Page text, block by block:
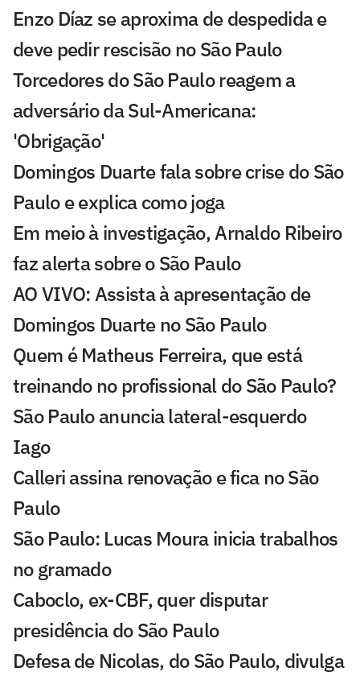
Enzo Díaz se aproxima de despedida e
deve pedir rescisão no São Paulo
Torcedores do São Paulo reagem a
adversário da Sul-Americana:
'Obrigação'
Domingos Duarte fala sobre crise do São
Paulo e explica como joga
Em meio à investigação, Arnaldo Ribeiro
faz alerta sobre o São Paulo
AO VIVO: Assista à apresentação de
Domingos Duarte no São Paulo
Quem é Matheus Ferreira, que está
treinando no profissional do São Paulo?
São Paulo anuncia lateral-esquerdo
Iago
Calleri assina renovação e fica no São
Paulo
São Paulo: Lucas Moura inicia trabalhos
no gramado
Caboclo, ex-CBF, quer disputar
presidência do São Paulo
Defesa de Nicolas, do São Paulo, divulga